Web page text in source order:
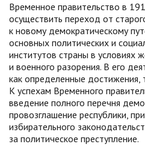
Временное правительство в
осуществить переход от
к новому демократическому
основных политических и
институтов страны в условиях
и военного разорения. В его
как определенные достижения,
К успехам Временного
введение полного перечня
провозглашение республики,
избирательного
за политическое преступление.